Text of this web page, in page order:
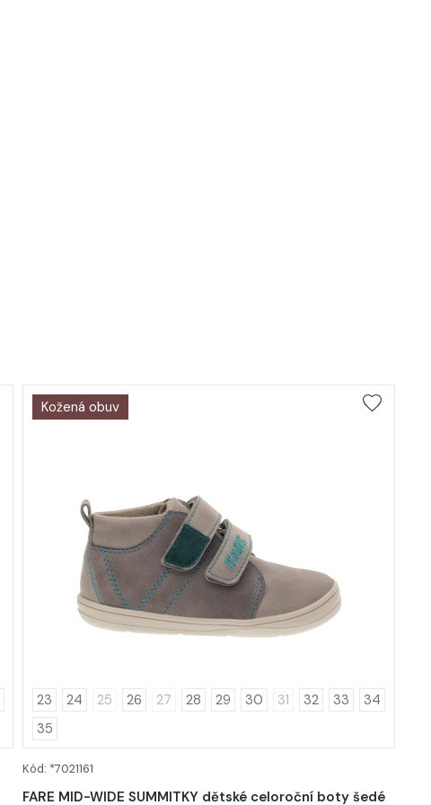
Kožená obuv
23 24 25 26 27 28 29 30 31 32 33
34
35
Kód: *7021161
FARE MID-WIDE SUMMITKY dětské celoroční boty šedé